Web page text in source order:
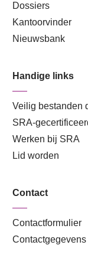
Dossiers
Kantoorvinder
Nieuwsbank
Handige links
Veilig bestanden
SRA-
Werken bij SRA
Lid worden
Contact
Contactformulier
Contactgegevens